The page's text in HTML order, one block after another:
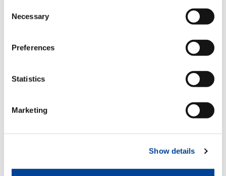
Selection
Necessary
Preferences
Statistics
Marketing
Show details
ができる。我が身に起こることのすべてに、無駄な
ことは一つもないと受け取れるようになる。
人生法則の第三、死をどう迎えるかである。私は２
０歳を超えて３年余り南方の戦場で戦って、自分の
手中にすることができた。当時の戦況から考えて、
自分が生きて帰れる見込みは皆無だった。近いうち
決別すべきだと、弾が飛び交う中を、駆けずり回っ
への執着が消え、もういつ死を迎えてもよいという